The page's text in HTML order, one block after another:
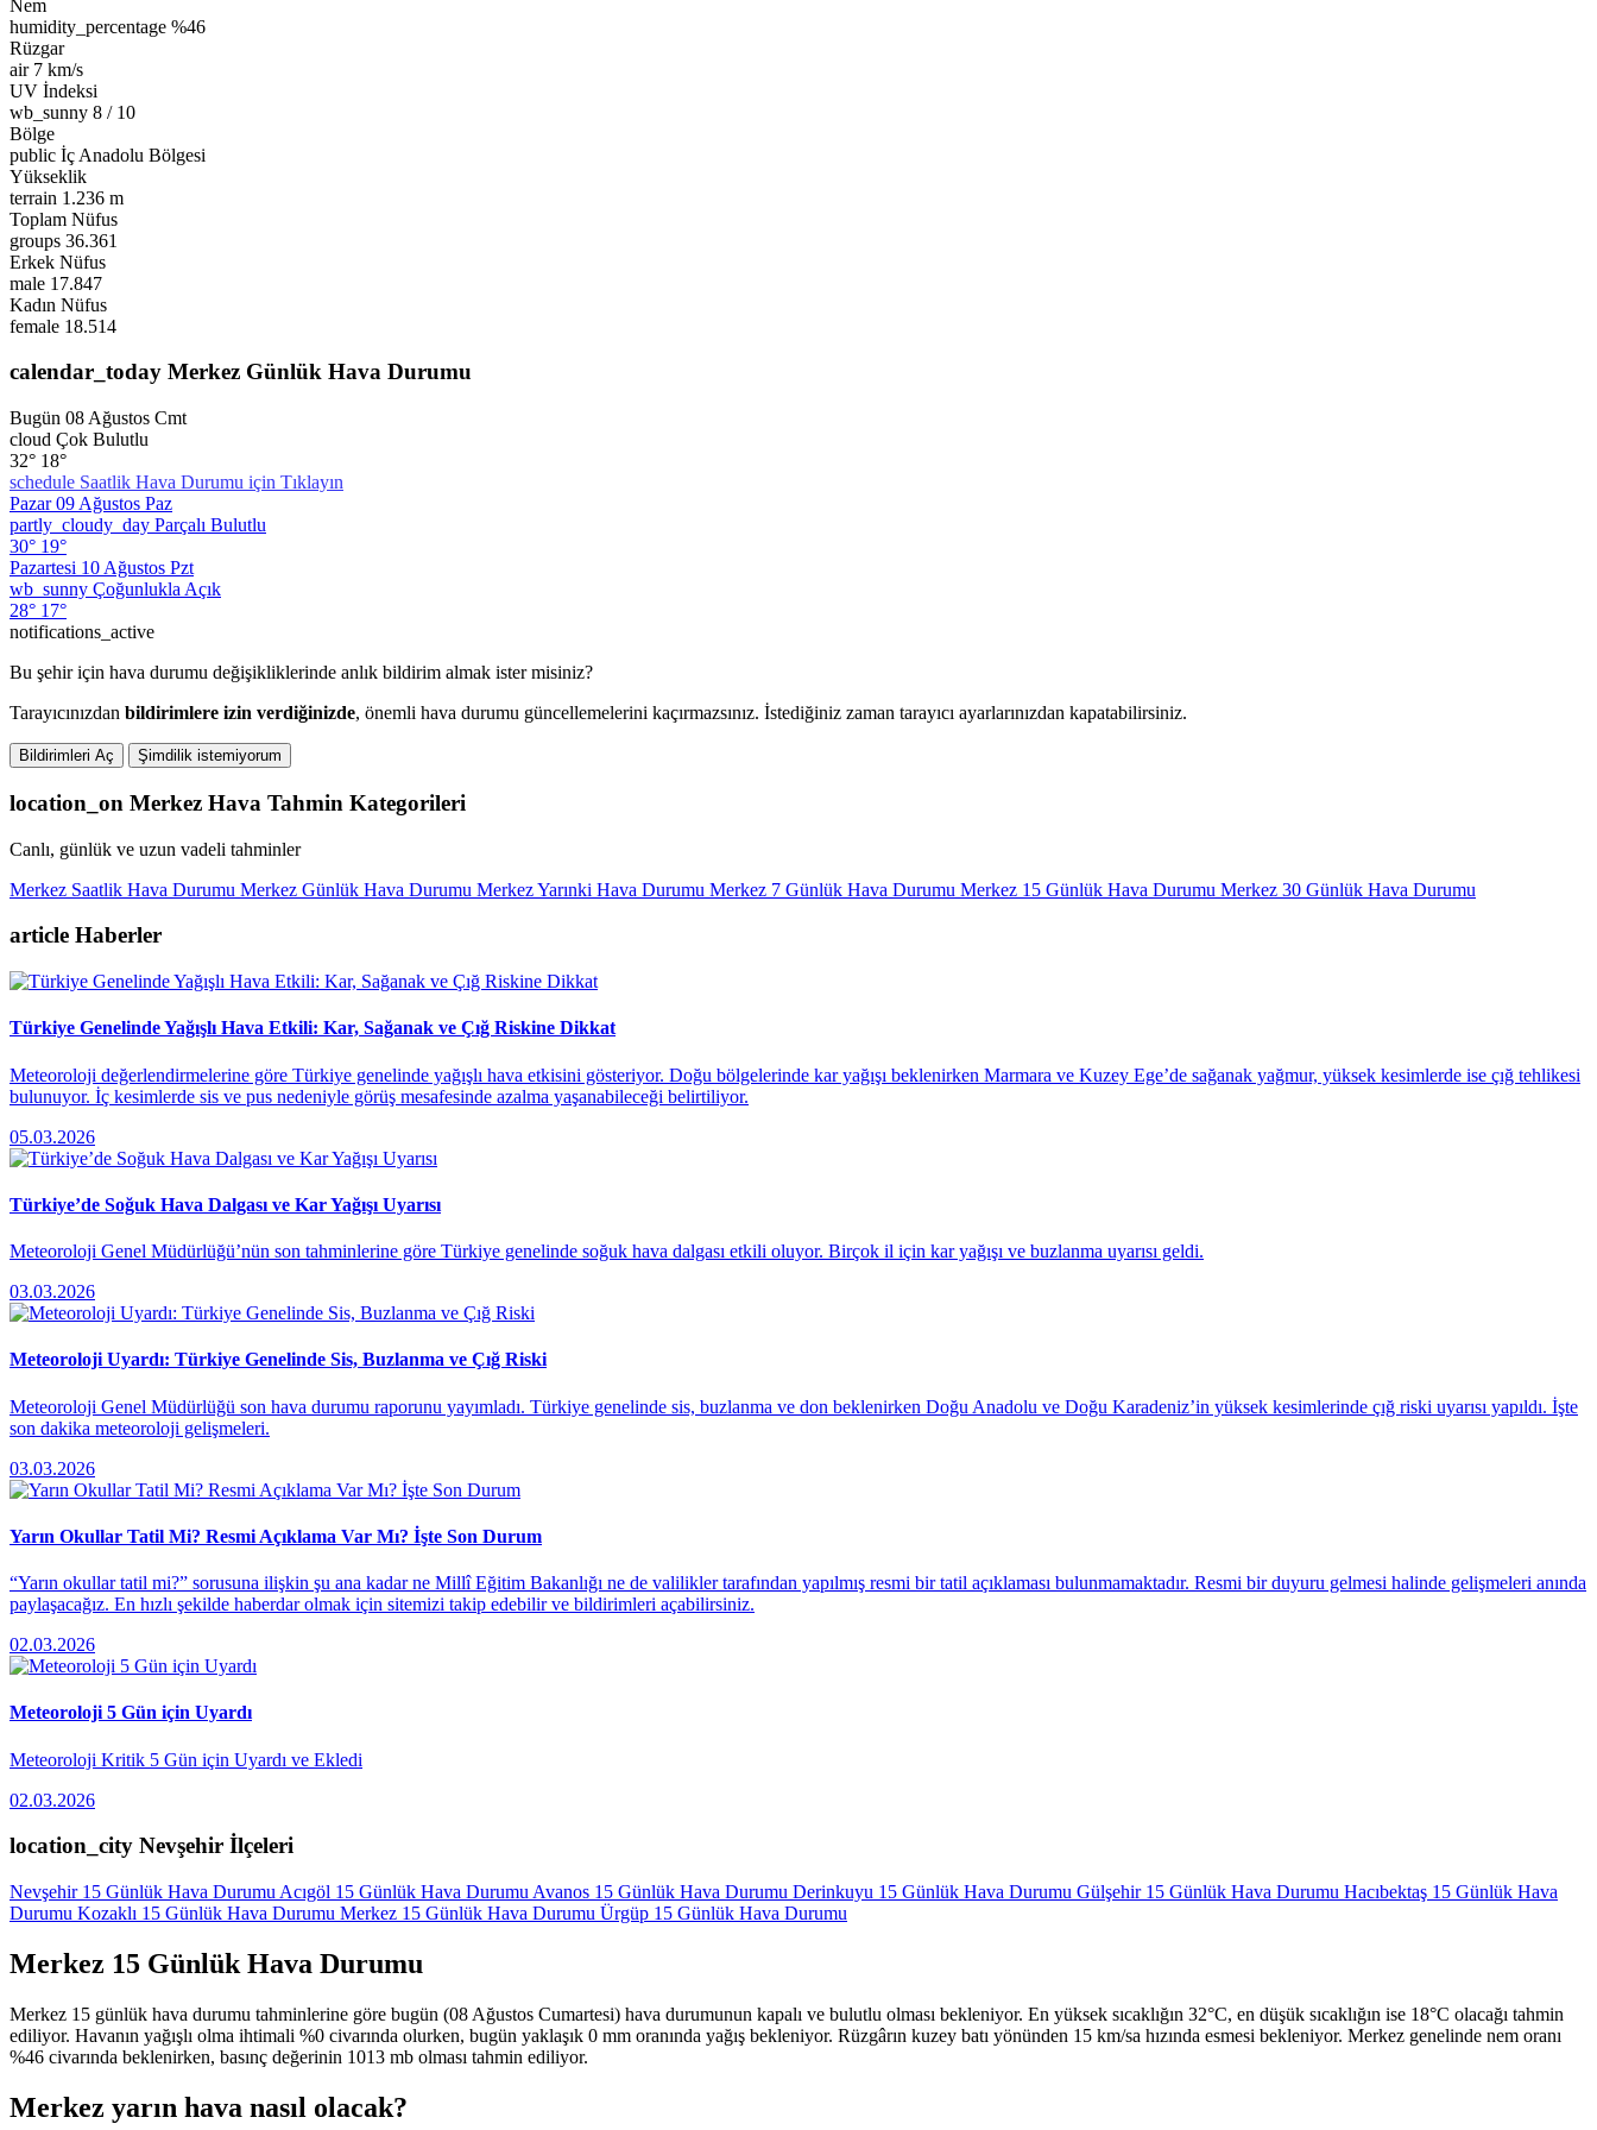
Nem
humidity_percentage %46
Rüzgar
air 7 km/s
UV İndeksi
wb_sunny 8 / 10
Bölge
public İç Anadolu Bölgesi
Yükseklik
terrain 1.236 m
Toplam Nüfus
groups 36.361
Erkek Nüfus
male 17.847
Kadın Nüfus
female 18.514
calendar_today Merkez Günlük Hava Durumu
Bugün 08 Ağustos Cmt
cloud Çok Bulutlu
32° 18°
schedule Saatlik Hava Durumu için Tıklayın
Pazar 09 Ağustos Paz
partly_cloudy_day Parçalı Bulutlu
30° 19°
Pazartesi 10 Ağustos Pzt
wb_sunny Çoğunlukla Açık
28° 17°
notifications_active
Bu şehir için hava durumu değişikliklerinde anlık bildirim almak ister misiniz?
Tarayıcınızdan bildirimlere izin verdiğinizde, önemli hava durumu güncellemelerini kaçırmazsınız. İstediğiniz zaman tarayıcı ayarlarınızdan kapatabilirsiniz.
Bildirimleri Aç Şimdilik istemiyorum
location_on Merkez Hava Tahmin Kategorileri
Canlı, günlük ve uzun vadeli tahminler
Merkez Saatlik Hava Durumu Merkez Günlük Hava Durumu Merkez Yarınki Hava Durumu Merkez 7 Günlük Hava Durumu Merkez 15 Günlük Hava Durumu Merkez 30 Günlük Hava Durumu
article Haberler
Türkiye Genelinde Yağışlı Hava Etkili: Kar, Sağanak ve Çığ Riskine Dikkat
Meteoroloji değerlendirmelerine göre Türkiye genelinde yağışlı hava etkisini gösteriyor. Doğu bölgelerinde kar yağışı beklenirken Marmara ve Kuzey Ege’de sağanak yağmur, yüksek kesimlerde ise çığ tehlikesi
bulunuyor. İç kesimlerde sis ve pus nedeniyle görüş mesafesinde azalma yaşanabileceği belirtiliyor.
05.03.2026
Türkiye’de Soğuk Hava Dalgası ve Kar Yağışı Uyarısı
Meteoroloji Genel Müdürlüğü’nün son tahminlerine göre Türkiye genelinde soğuk hava dalgası etkili oluyor. Birçok il için kar yağışı ve buzlanma uyarısı geldi.
03.03.2026
Meteoroloji Uyardı: Türkiye Genelinde Sis, Buzlanma ve Çığ Riski
Meteoroloji Genel Müdürlüğü son hava durumu raporunu yayımladı. Türkiye genelinde sis, buzlanma ve don beklenirken Doğu Anadolu ve Doğu Karadeniz’in yüksek kesimlerinde çığ riski uyarısı yapıldı. İşte
son dakika meteoroloji gelişmeleri.
03.03.2026
Yarın Okullar Tatil Mi? Resmi Açıklama Var Mı? İşte Son Durum
“Yarın okullar tatil mi?” sorusuna ilişkin şu ana kadar ne Millî Eğitim Bakanlığı ne de valilikler tarafından yapılmış resmi bir tatil açıklaması bulunmamaktadır. Resmi bir duyuru gelmesi halinde gelişmeleri anında
paylaşacağız. En hızlı şekilde haberdar olmak için sitemizi takip edebilir ve bildirimleri açabilirsiniz.
02.03.2026
Meteoroloji 5 Gün için Uyardı
Meteoroloji Kritik 5 Gün için Uyardı ve Ekledi
02.03.2026
location_city Nevşehir İlçeleri
Nevşehir 15 Günlük Hava Durumu Acıgöl 15 Günlük Hava Durumu Avanos 15 Günlük Hava Durumu Derinkuyu 15 Günlük Hava Durumu Gülşehir 15 Günlük Hava Durumu Hacıbektaş 15 Günlük Hava
Durumu Kozaklı 15 Günlük Hava Durumu Merkez 15 Günlük Hava Durumu Ürgüp 15 Günlük Hava Durumu
Merkez 15 Günlük Hava Durumu
Merkez 15 günlük hava durumu tahminlerine göre bugün (08 Ağustos Cumartesi) hava durumunun kapalı ve bulutlu olması bekleniyor. En yüksek sıcaklığın 32°C, en düşük sıcaklığın ise 18°C olacağı tahmin
ediliyor. Havanın yağışlı olma ihtimali %0 civarında olurken, bugün yaklaşık 0 mm oranında yağış bekleniyor. Rüzgârın kuzey batı yönünden 15 km/sa hızında esmesi bekleniyor. Merkez genelinde nem oranı
%46 civarında beklenirken, basınç değerinin 1013 mb olması tahmin ediliyor.
Merkez yarın hava nasıl olacak?